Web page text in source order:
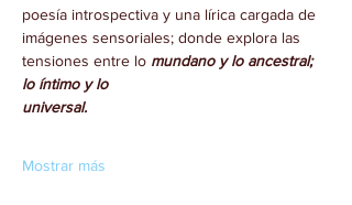
poesía introspectiva y una lírica cargada de
imágenes sensoriales; donde explora las
tensiones entre lo mundano y lo ancestral;
lo íntimo y lo
universal.
Mostrar más